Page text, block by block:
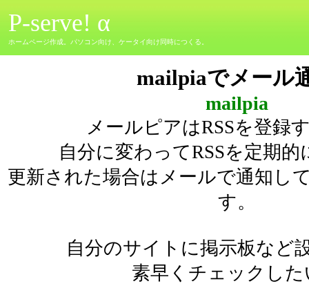
P-serve! α
ホームページ作成。パソコン向け、ケータイ向け同時につくる。
mailpiaでメール
mailpia
メールピアはRSSを登録
自分に変わってRSSを定期
更新された場合はメールで通知し
す。
自分のサイトに掲示板など
素早くチェックした